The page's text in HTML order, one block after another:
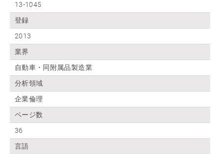
13-1045
登録
2013
業界
自動車・同附属品製造業
分析領域
企業倫理
ページ数
36
言語